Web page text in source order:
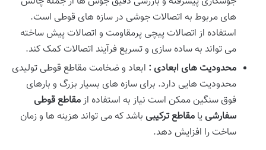
های مربوط به اتصالات جوشی در سازه های قوطی است.
استفاده از اتصالات پیچی پرمقاومت و اتصالات پیش ساخته
می تواند به ساده سازی و تسریع فرآیند اتصالات کمک کند.
محدودیت های ابعادی : ابعاد و ضخامت مقاطع قوطی تولیدی
محدودیت هایی دارد. برای سازه های بسیار بزرگ و بارهای
فوق سنگین ممکن است نیاز به استفاده ازمقاطع قوطی
سفارشی یا مقاطع ترکیبی باشد که می تواند هزینه ها و زمان
ساخت را افزایش دهد.